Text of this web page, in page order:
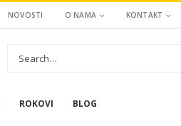
NOVOSTI O NAMA KONTAKT
ROKOVI BLOG